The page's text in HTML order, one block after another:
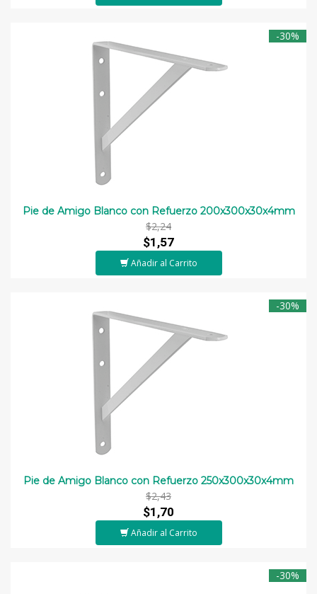
-30%
Pie de Amigo Blanco con Refuerzo 200x300x30x4mm
$2,24
$1,57
Añadir al Carrito
-30%
Pie de Amigo Blanco con Refuerzo 250x300x30x4mm
$2,43
$1,70
Añadir al Carrito
-30%